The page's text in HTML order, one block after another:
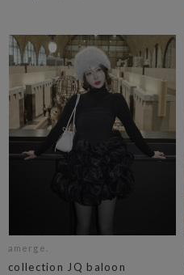
amerge.
collection JQ baloon